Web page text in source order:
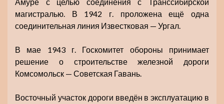
магистралью. В 1942 г. проложена ещё одна
соединительная линия Известковая — Ургал.
В мае 1943 г. Госкомитет обороны принимает
решение о строительстве железной дороги
Комсомольск — Советская Гавань.
Восточный участок дороги введён в эксплуатацию в